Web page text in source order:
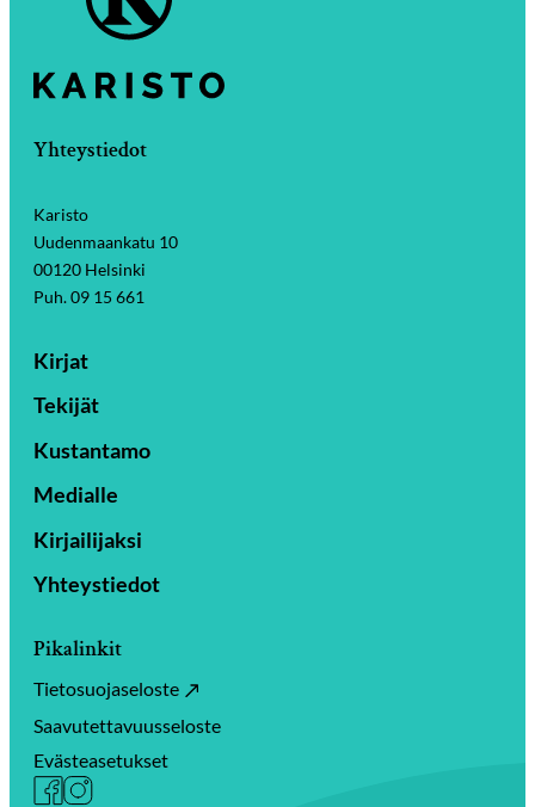
Yhteystiedot
Karisto
Uudenmaankatu 10
00120 Helsinki
Puh. 09 15 661
Kirjat
Tekijät
Kustantamo
Medialle
Kirjailijaksi
Yhteystiedot
Pikalinkit
Tietosuojaseloste
Saavutettavuusseloste
Evästeasetukset
Facebook
Instagram